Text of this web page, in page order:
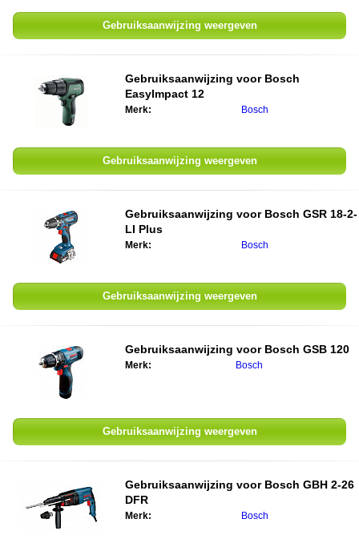
Gebruiksaanwijzing weergeven
Gebruiksaanwijzing voor Bosch
EasyImpact 12
Merk: Bosch
Gebruiksaanwijzing weergeven
Gebruiksaanwijzing voor Bosch GSR 18-2-
LI Plus
Merk: Bosch
Gebruiksaanwijzing weergeven
Gebruiksaanwijzing voor Bosch GSB 120
Merk: Bosch
Gebruiksaanwijzing weergeven
Gebruiksaanwijzing voor Bosch GBH 2-26
DFR
Merk: Bosch